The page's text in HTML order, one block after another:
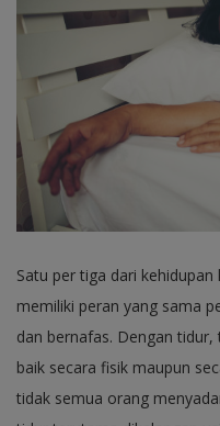
Satu per tiga dari
memiliki peran yang sama
dan bernafas. Dengan
baik secara fisik maupun
tidak semua orang